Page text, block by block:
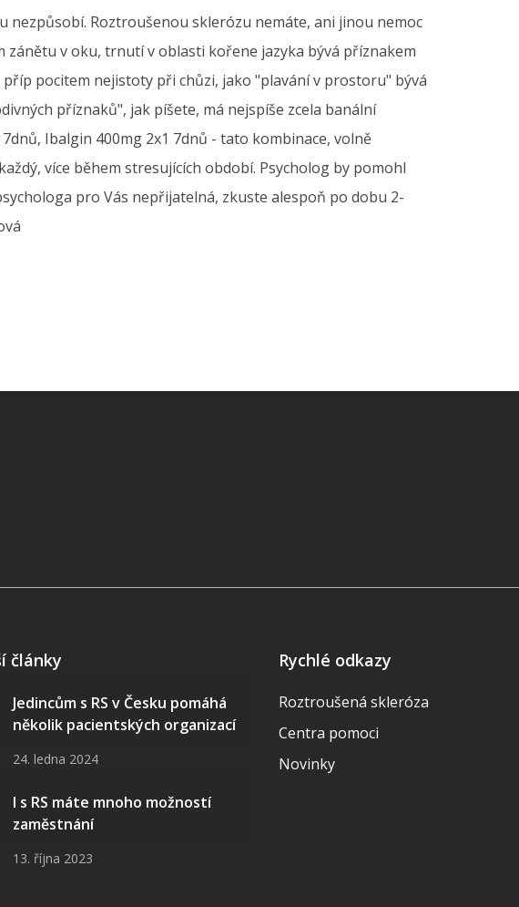
Roztroušenou sklerózu nemáte, ani jinou nemoc
v oku, trnutí v oblasti kořene jazyka bývá příznakem
pocitem nejistoty při chůzi, jako "plavání v prostoru" bývá
příznaků", jak píšete, má nejspíše zcela banální
Ibalgin 400mg 2x1 7dnů - tato kombinace, volně
více během stresujících období. Psycholog by pomohl
pro Vás nepřijatelná, zkuste alespoň po dobu 2-
články
Jedincům s RS v Česku pomáhá
několik pacientských organizací
24. ledna 2024
I s RS máte mnoho možností
zaměstnání
13. října 2023
Rychlé odkazy
Roztroušená skleróza
Centra pomoci
Novinky